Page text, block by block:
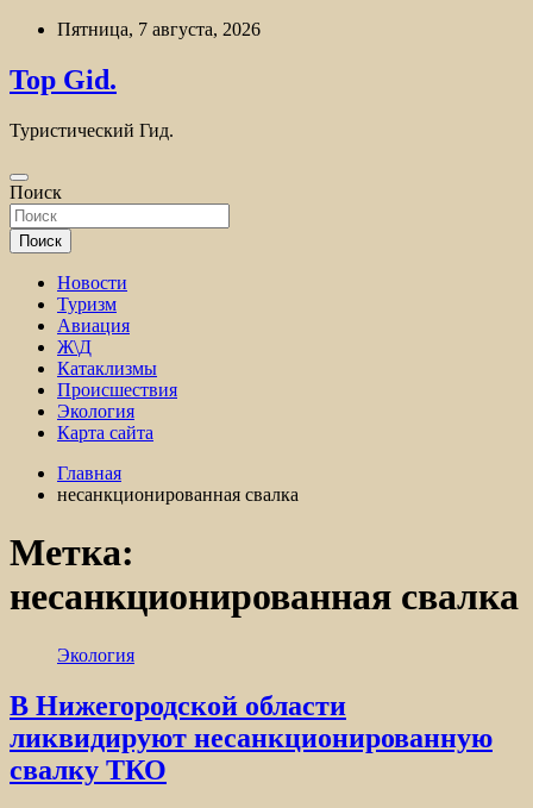
Перейти
содержимому
Пятница, 7 августа, 2026
Top Gid.
Туристический Гид.
Поиск
Поиск
Новости
Туризм
Авиация
Ж\Д
Катаклизмы
Происшествия
Экология
Карта сайта
Главная
несанкционированная свалка
Метка:
несанкционированная свалка
Экология
В Нижегородской области
ликвидируют несанкционированную
свалку ТКО